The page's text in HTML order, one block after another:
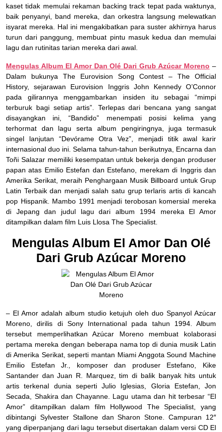
kaset tidak memulai rekaman backing track tepat pada waktunya,
baik penyanyi, band mereka, dan orkestra langsung melewatkan
isyarat mereka. Hal ini mengakibatkan para suster akhirnya harus
turun dari panggung, membuat pintu masuk kedua dan memulai
lagu dan rutinitas tarian mereka dari awal.
Mengulas Album El Amor Dan Olé Dari Grub Azúcar Moreno –
Dalam bukunya The Eurovision Song Contest – The Official
History, sejarawan Eurovision Inggris John Kennedy O’Connor
pada gilirannya menggambarkan insiden itu sebagai “mimpi
terburuk bagi setiap artis”. Terlepas dari bencana yang sangat
disayangkan ini, “Bandido” menempati posisi kelima yang
terhormat dan lagu serta album pengiringnya, juga termasuk
singel lanjutan “Devórame Otra Vez”, menjadi titik awal karir
internasional duo ini. Selama tahun-tahun berikutnya, Encarna dan
Toñi Salazar memiliki kesempatan untuk bekerja dengan produser
papan atas Emilio Estefan dan Estefano, merekam di Inggris dan
Amerika Serikat, meraih Penghargaan Musik Billboard untuk Grup
Latin Terbaik dan menjadi salah satu grup terlaris artis di kancah
pop Hispanik. Mambo 1991 menjadi terobosan komersial mereka
di Jepang dan judul lagu dari album 1994 mereka El Amor
ditampilkan dalam film Luis Llosa The Specialist.
Mengulas Album El Amor Dan Olé
Dari Grub Azúcar Moreno
– El Amor adalah album studio ketujuh oleh duo Spanyol Azúcar
Moreno, dirilis di Sony International pada tahun 1994. Album
tersebut memperlihatkan Azúcar Moreno membuat kolaborasi
pertama mereka dengan beberapa nama top di dunia musik Latin
di Amerika Serikat, seperti mantan Miami Anggota Sound Machine
Emilio Estefan Jr., komposer dan produser Estefano, Kike
Santander dan Juan R. Marquez, tim di balik banyak hits untuk
artis terkenal dunia seperti Julio Iglesias, Gloria Estefan, Jon
Secada, Shakira dan Chayanne. Lagu utama dan hit terbesar “El
Amor” ditampilkan dalam film Hollywood The Specialist, yang
dibintangi Sylvester Stallone dan Sharon Stone. Campuran 12″
yang diperpanjang dari lagu tersebut disertakan dalam versi CD El